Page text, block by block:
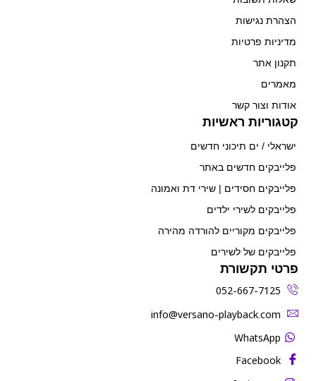
הצהרת נגישות
מדיניות פרטיות
תקנון אתר
מאמרים
אודות וצור קשר
קטגוריות ראשיות
ישראלי / ים תיכוני חדשים
פלייבקים חדשים באתר
פלייבקים חסידים | שירי דת ואמונה
פלייבקים לשירי ילדים
פלייבקים מקוריים להורדה מהירה
פלייבקים של לשירים
פרטי תקשורת
052-667-7125
‫info@versano-playback.com‬
WhatsApp
Facebook